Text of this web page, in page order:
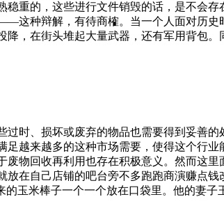
重的，这些进行文件销毁的话，是不会
这种辩解，有待商榷。当一个人面对历
，在街头堆起大量武器，还有军用背包
时、损坏或废弃的物品也需要得到妥善
越来越多的这种市场需要，使得这个行
物回收再利用也存在积极意义。然而这
在自己店铺的吧台旁不多跑跑商演赚点
玉米棒子一个一个放在口袋里。他的妻